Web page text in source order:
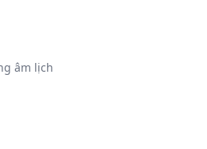
âm lịch